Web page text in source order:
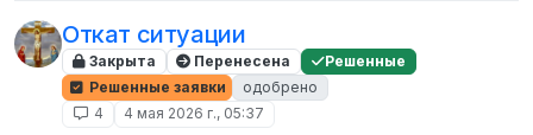
Откат ситуации
Закрыта Перенесена
Решенные
Решенные заявки
одобрено
4
4 мая 2026 г., 05:37